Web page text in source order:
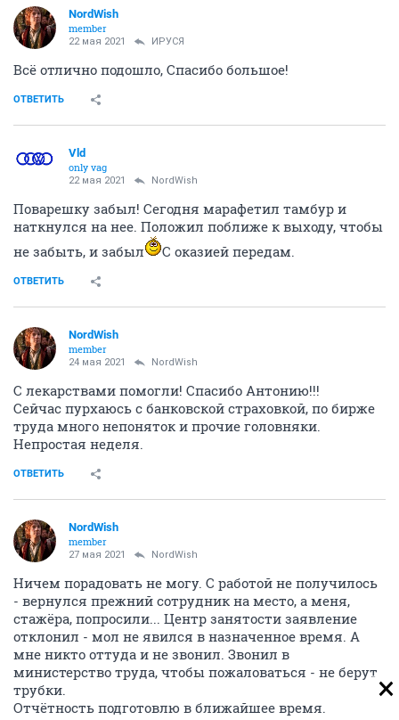
NordWish
member
22 мая 2021 ИРУСЯ
Всё отлично подошло, Спасибо большое!
ОТВЕТИТЬ
Vld
only vag
22 мая 2021 NordWish
Поварешку забыл! Сегодня марафетил тамбур и
наткнулся на нее. Положил поближе к выходу, чтобы
не забыть, и забыл
С оказией передам.
ОТВЕТИТЬ
NordWish
member
24 мая 2021 NordWish
С лекарствами помогли! Спасибо Антонию!!!
Сейчас пурхаюсь с банковской страховкой, по бирже
труда много непоняток и прочие головняки.
Непростая неделя.
ОТВЕТИТЬ
NordWish
member
27 мая 2021 NordWish
Ничем порадовать не могу. С работой не получилось
- вернулся прежний сотрудник на место, а меня,
стажёра, попросили... Центр занятости заявление
отклонил - мол не явился в назначенное время. А
мне никто оттуда и не звонил. Звонил в
министерство труда, чтобы пожаловаться - не берут
трубки.
Отчётность подготовлю в ближайшее время.